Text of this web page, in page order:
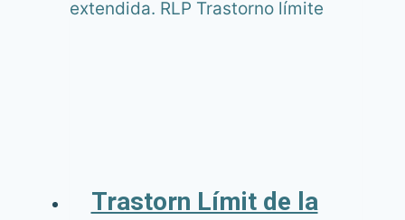
Trastorn Límit de la